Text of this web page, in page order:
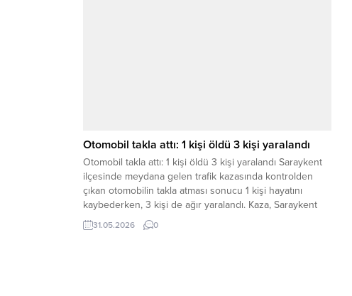
Otomobil takla attı: 1 kişi öldü 3 kişi yaralandı
Otomobil takla attı: 1 kişi öldü 3 kişi yaralandı Saraykent
ilçesinde meydana gelen trafik kazasında kontrolden
çıkan otomobilin takla atması sonucu 1 kişi hayatını
kaybederken, 3 kişi de ağır yaralandı. Kaza, Saraykent
ilçesine bağlı Sazlıdere mevkiinde meydana geldi.
Edinilen bilgilere göre, A.A. idaresindeki otomobil, henüz
31.05.2026 0